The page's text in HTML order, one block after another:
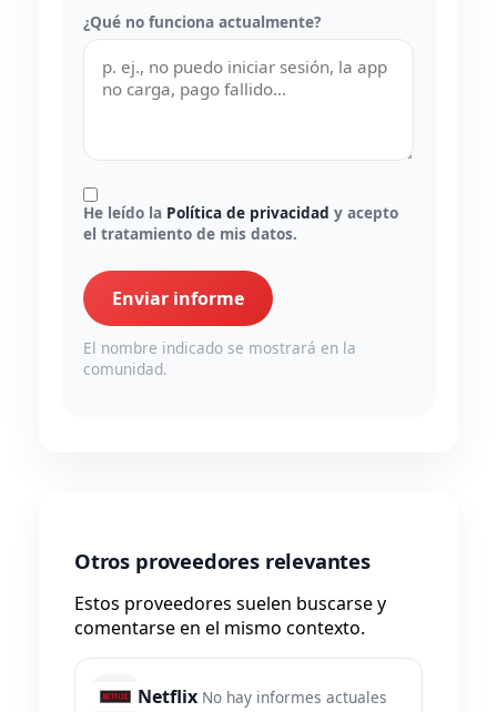
¿Qué no funciona actualmente?
He leído la Política de privacidad y acepto
el tratamiento de mis datos.
Enviar informe
El nombre indicado se mostrará en la
comunidad.
Otros proveedores relevantes
Estos proveedores suelen buscarse y
comentarse en el mismo contexto.
Netflix No hay informes actuales